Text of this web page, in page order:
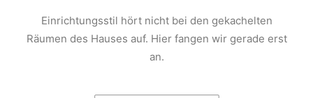
Einrichtungsstil hört nicht bei den gekachelten
Räumen des Hauses auf. Hier fangen wir gerade erst
an.